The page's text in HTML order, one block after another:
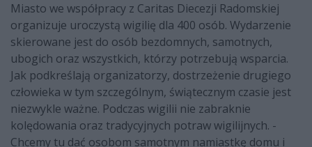
Miasto we współpracy z Caritas Diecezji Radomskiej
organizuje uroczystą wigilię dla 400 osób. Wydarzenie
skierowane jest do osób bezdomnych, samotnych,
ubogich oraz wszystkich, którzy potrzebują wsparcia.
Jak podkreślają organizatorzy, dostrzeżenie drugiego
człowieka w tym szczególnym, świątecznym czasie jest
niezwykle ważne. Podczas wigilii nie zabraknie
kolędowania oraz tradycyjnych potraw wigilijnych. -
Chcemy tu dać osobom samotnym namiastkę domu i